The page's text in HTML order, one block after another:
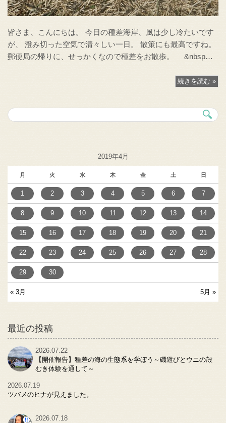
皆さま、こんにちは。 今日の種差海岸、風は少し冷たいです
が、 澄み切った空気で清々しい一日。 散策にも最高ですね。
郵便局の帰りに、せっかくなので種差をお散歩。 &nbsp…
続きを読む »
2019年4月
月 火 水 木 金 土 日
« 3月 5月 »
1 2 3 4 5 6 7
8 9 10 11 12 13 14
15 16 17 18 19 20 21
22 23 24 25 26 27 28
29 30
最近の投稿
2026.07.22
【開催報告】種差の海の生態系を学ぼう～磯遊びとウニの殻
むき体験を通して～
2026.07.19
ツバメのヒナが見えました。
2026.07.18